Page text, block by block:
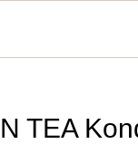
TEA